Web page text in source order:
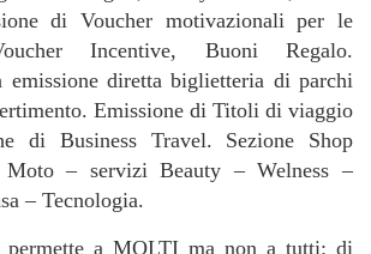
di Voucher motivazionali per le
Incentive, Buoni Regalo.
emissione diretta biglietteria di parchi
Emissione di Titoli di viaggio
di Business Travel. Sezione Shop
– servizi Beauty – Welness –
– Tecnologia.
permette a MOLTI ma non a tutti: di